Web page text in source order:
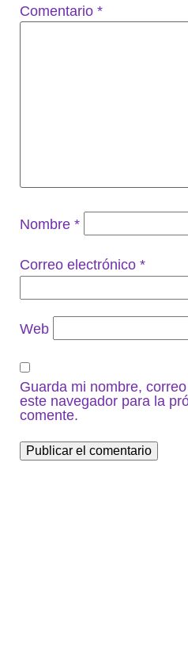
Comentario *
Nombre *
Correo electrónico *
Web
Guarda mi nombre,
este navegador para la
comente.